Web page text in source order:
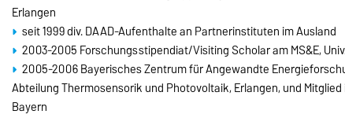
Erlangen
seit 1999 div. DAAD-Aufenthalte an Partnerinstituten im Ausland
2003-2005 Forschungsstipendiat/Visiting Scholar am MS&E,
2005-2006 Bayerisches Zentrum für Angewandte
Abteilung Thermosensorik und Photovoltaik, Erlangen, und
Bayern